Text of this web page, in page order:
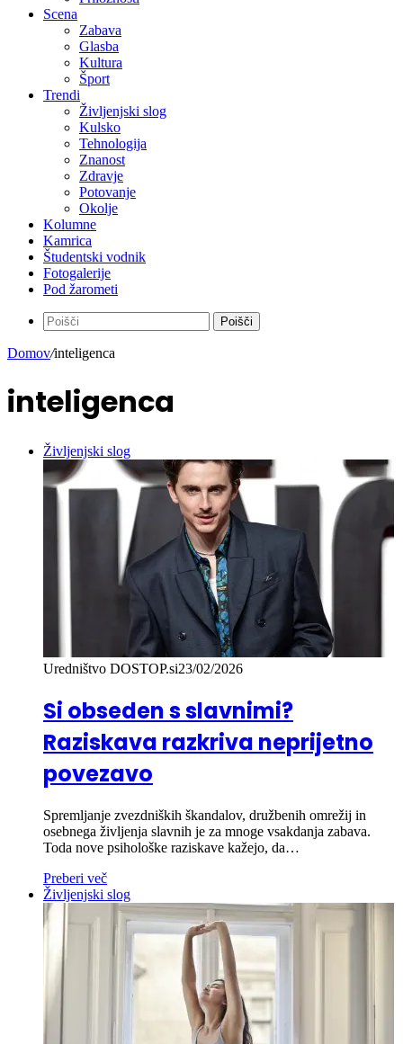
Scena
Zabava
Glasba
Kultura
Šport
Trendi
Življenjski slog
Kulsko
Tehnologija
Znanost
Zdravje
Potovanje
Okolje
Kolumne
Kamrica
Študentski vodnik
Fotogalerije
Pod žarometi
Poišči
Domov/inteligenca
inteligenca
Življenjski slog
Uredništvo DOSTOP.si23/02/2026
Si obseden s slavnimi?
Raziskava razkriva neprijetno
povezavo
Spremljanje zvezdniških škandalov, družbenih omrežij in
osebnega življenja slavnih je za mnoge vsakdanja zabava.
Toda nove psihološke raziskave kažejo, da…
Preberi več
Življenjski slog